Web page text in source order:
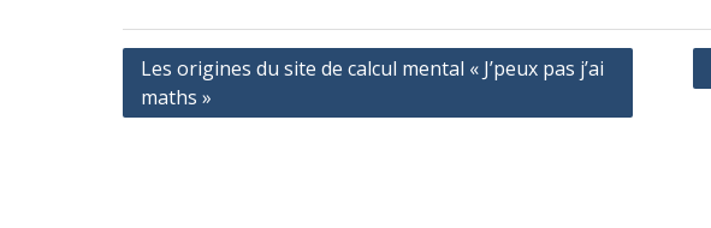
Navigation
de
Les origines du site de calcul mental « J’peux pas j’ai
maths »